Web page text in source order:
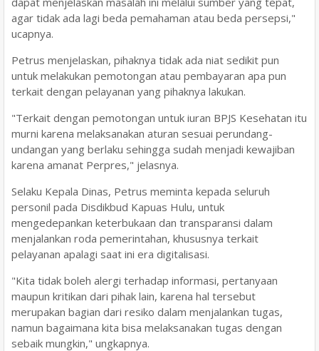
agar tidak ada lagi beda pemahaman atau beda persepsi,"
ucapnya.
Petrus menjelaskan, pihaknya tidak ada niat sedikit pun
untuk melakukan pemotongan atau pembayaran apa pun
terkait dengan pelayanan yang pihaknya lakukan.
"Terkait dengan pemotongan untuk iuran BPJS Kesehatan itu
murni karena melaksanakan aturan sesuai perundang-
undangan yang berlaku sehingga sudah menjadi kewajiban
karena amanat Perpres," jelasnya.
Selaku Kepala Dinas, Petrus meminta kepada seluruh
personil pada Disdikbud Kapuas Hulu, untuk
mengedepankan keterbukaan dan transparansi dalam
menjalankan roda pemerintahan, khususnya terkait
pelayanan apalagi saat ini era digitalisasi.
"Kita tidak boleh alergi terhadap informasi, pertanyaan
maupun kritikan dari pihak lain, karena hal tersebut
merupakan bagian dari resiko dalam menjalankan tugas,
namun bagaimana kita bisa melaksanakan tugas dengan
sebaik mungkin," ungkapnya.